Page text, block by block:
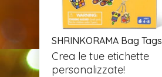
SHRINKORAMA Bag Tags
Crea le tue etichette
personalizzate!